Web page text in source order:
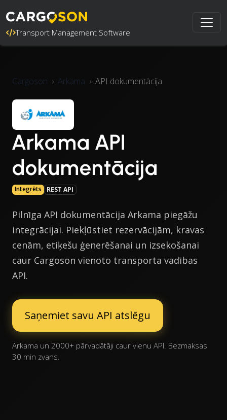
Transport Management Software
Cargoson Arkama API dokumentācija
Arkama API
dokumentācija
Integrēts REST API
Pilnīga API dokumentācija Arkama piegāžu
integrācijai. Piekļūstiet rezervācijām, kravas
cenām, etiķešu ģenerēšanai un izsekošanai
caur Cargoson vienoto transporta vadības
API.
Saņemiet savu API atslēgu
Arkama un 2000+ pārvadātāji caur vienu API. Bezmaksas
30 min zvans.